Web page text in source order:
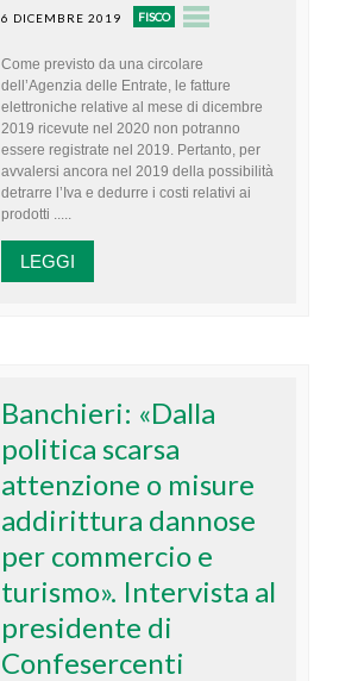
6 DICEMBRE 2019 FISCO
Come previsto da una circolare
dell’Agenzia delle Entrate, le fatture
elettroniche relative al mese di dicembre
2019 ricevute nel 2020 non potranno
essere registrate nel 2019. Pertanto, per
avvalersi ancora nel 2019 della possibilità
detrarre l’Iva e dedurre i costi relativi ai
prodotti .....
LEGGI
Banchieri: «Dalla
politica scarsa
attenzione o misure
addirittura dannose
per commercio e
turismo». Intervista al
presidente di
Confesercenti